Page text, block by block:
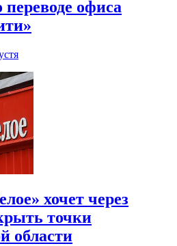
переводе офиса
хочет через
точки
области